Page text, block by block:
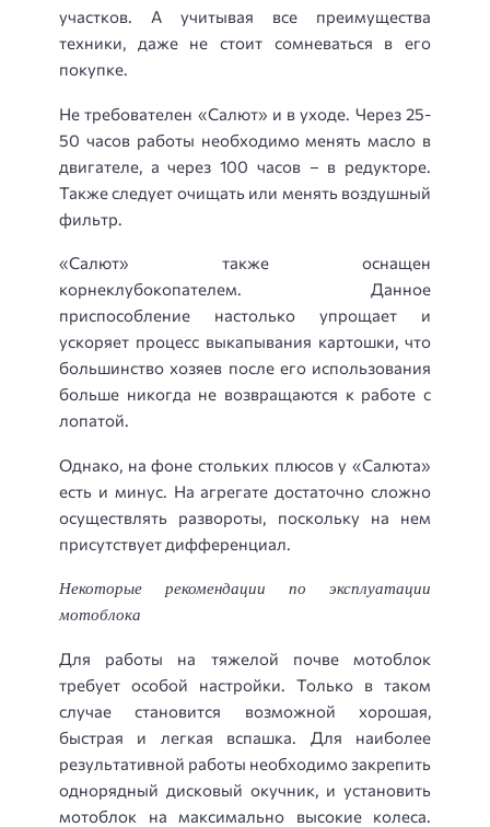
участков. А учитывая все преимущества
техники, даже не стоит сомневаться в его
покупке.
Не требователен «Салют» и в уходе. Через 25-
50 часов работы необходимо менять масло в
двигателе, а через 100 часов – в редукторе.
Также следует очищать или менять воздушный
фильтр.
«Салют» также оснащен
корнеклубокопателем. Данное
приспособление настолько упрощает и
ускоряет процесс выкапывания картошки, что
большинство хозяев после его использования
больше никогда не возвращаются к работе с
лопатой.
Однако, на фоне стольких плюсов у «Салюта»
есть и минус. На агрегате достаточно сложно
осуществлять развороты, поскольку на нем
присутствует дифференциал.
Некоторые рекомендации по эксплуатации
мотоблока
Для работы на тяжелой почве мотоблок
требует особой настройки. Только в таком
случае становится возможной хорошая,
быстрая и легкая вспашка. Для наиболее
результативной работы необходимо закрепить
однорядный дисковый окучник, и установить
мотоблок на максимально высокие колеса.